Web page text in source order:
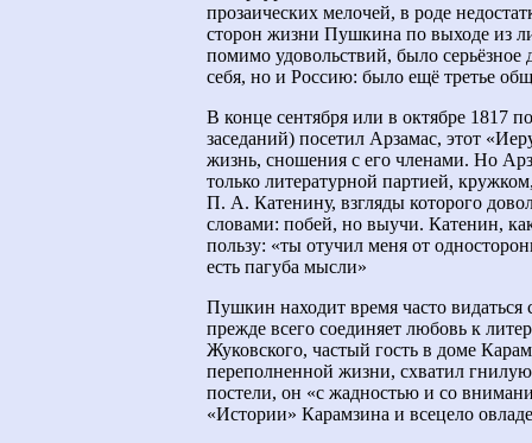
прозаических мелочей, в роде
сторон жизни Пушкина по выходе из
помимо удовольствий, было серьёзное
себя, но и Россию: было ещё третье
В конце сентября или в октябре 1817
заседаний) посетил Арзамас, этот
жизнь, сношения с его членами. Но
только литературной партией,
П. А. Катенину, взгляды которого
словами: побей, но выучи. Катенин,
пользу: «ты отучил меня от
есть пагуба мысли»
Пушкин находит время часто
прежде всего соединяет любовь к
Жуковского, частый гость в доме
переполненной жизни, схватил
постели, он «с жадностью и со
«Истории» Карамзина и всецело